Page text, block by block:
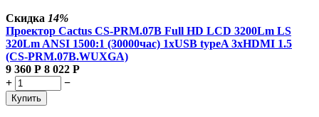
Скидка 14%
Проектор Cactus CS-PRM.07B Full HD LCD 3200Lm LS
320Lm ANSI 1500:1 (30000час) 1xUSB typeA 3xHDMI 1.5
(CS-PRM.07B.WUXGA)
9 360 Р 8 022 Р
+
−
Купить